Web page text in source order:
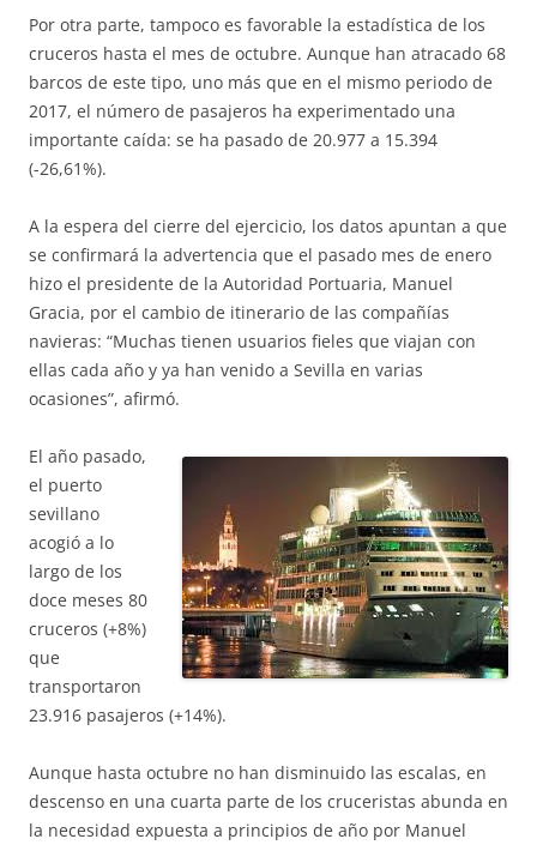
Por otra parte, tampoco es favorable la estadística de los
cruceros hasta el mes de octubre. Aunque han atracado 68
barcos de este tipo, uno más que en el mismo periodo de
2017, el número de pasajeros ha experimentado una
importante caída: se ha pasado de 20.977 a 15.394
(-26,61%).
A la espera del cierre del ejercicio, los datos apuntan a que
se confirmará la advertencia que el pasado mes de enero
hizo el presidente de la Autoridad Portuaria, Manuel
Gracia, por el cambio de itinerario de las compañías
navieras: “Muchas tienen usuarios fieles que viajan con
ellas cada año y ya han venido a Sevilla en varias
ocasiones”, afirmó.
El año pasado,
el puerto
sevillano
acogió a lo
largo de los
doce meses 80
cruceros (+8%)
que
transportaron
23.916 pasajeros (+14%).
Aunque hasta octubre no han disminuido las escalas, en
descenso en una cuarta parte de los cruceristas abunda en
la necesidad expuesta a principios de año por Manuel